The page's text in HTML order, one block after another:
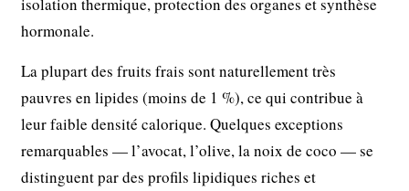
hormonale.
La plupart des fruits frais sont naturellement très
pauvres en lipides (moins de 1 %), ce qui contribue à
leur faible densité calorique. Quelques exceptions
remarquables — l’avocat, l’olive, la noix de coco — se
distinguent par des profils lipidiques riches et